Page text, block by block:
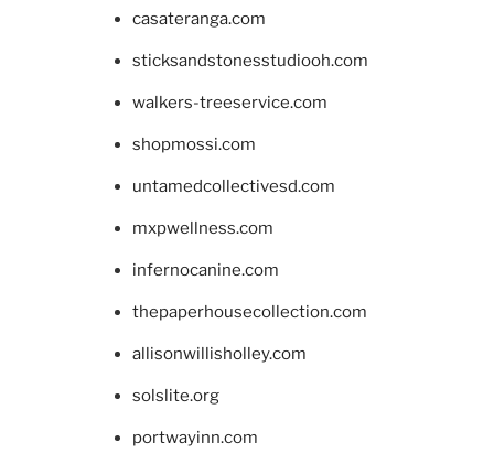
casateranga.com
sticksandstonesstudiooh.com
walkers-treeservice.com
shopmossi.com
untamedcollectivesd.com
mxpwellness.com
infernocanine.com
thepaperhousecollection.com
allisonwillisholley.com
solslite.org
portwayinn.com